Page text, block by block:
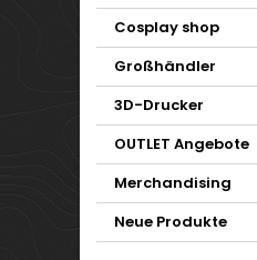
Cosplay shop
Großhändler
3D-Drucker
OUTLET Angebote
Merchandising
Neue Produkte